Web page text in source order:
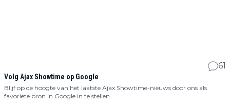
61
Volg Ajax Showtime op Google
Blijf op de hoogte van het laatste Ajax Showtime-nieuws door ons als
favoriete bron in Google in te stellen.